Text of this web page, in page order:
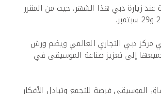
زيارة دبي هذا الشهر، حيث من المقرر
دبي التجاري العالمي ويضم ورش
إلى تعزيز صناعة الموسيقى في
الموسيقى فرصة للتجمع وتبادل الأفكار